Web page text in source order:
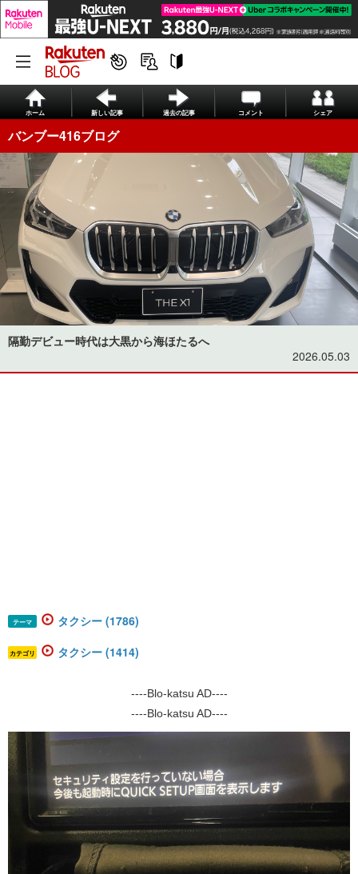
ホーム 新しい記事 過去の記事 コメント シェア
バンブー416ブログ
隔勤デビュー時代は大黒から海ほたるへ
2026.05.03
テーマ タクシー (1786)
カテゴリ タクシー (1414)
----Blo-katsu AD----
----Blo-katsu AD----